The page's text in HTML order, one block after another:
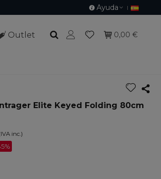
Ayuda
Outlet 0,00 €
Elite Keyed Folding 80cm
inc.)